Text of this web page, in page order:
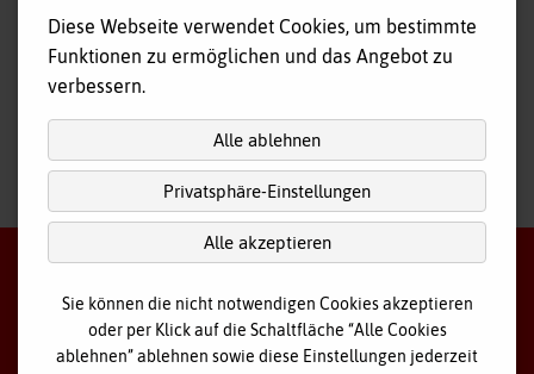
Tagespflege
Hausnotruf
nach oben
2026 Bayerisches Rotes Kreuz - Kreisverband Ostallgäu
Diese Webseite verwendet Cookies, um bestimmte
Funktionen zu ermöglichen und das Angebot zu
verbessern.
Alle ablehnen
Privatsphäre-Einstellungen
Alle akzeptieren
Sie können die nicht notwendigen Cookies akzeptieren
oder per Klick auf die Schaltfläche “Alle Cookies
ablehnen” ablehnen sowie diese Einstellungen jederzeit